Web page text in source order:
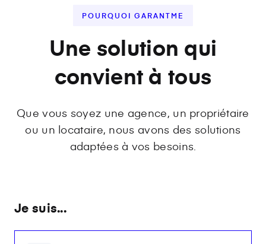
POURQUOI GARANTME
Une solution qui
convient à tous
Que vous soyez une agence, un propriétaire
ou un locataire, nous avons des solutions
adaptées à vos besoins.
Je suis...